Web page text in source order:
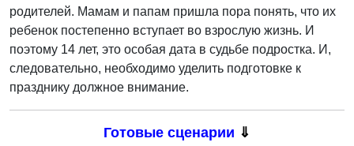
родителей. Мамам и папам пришла пора понять, что их
ребенок постепенно вступает во взрослую жизнь. И
поэтому 14 лет, это особая дата в судьбе подростка. И,
следовательно, необходимо уделить подготовке к
празднику должное внимание.
Готовые сценарии ⇓